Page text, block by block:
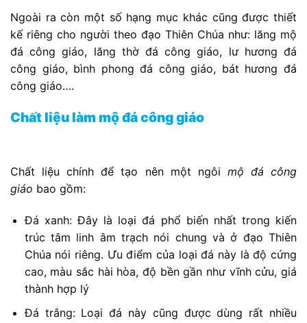
Ngoài ra còn một số hạng mục khác cũng được thiết
kế riêng cho người theo đạo Thiên Chúa như: lăng mộ
đá công giáo, lăng thờ đá công giáo, lư hương đá
công giáo, bình phong đá công giáo, bát hương đá
công giáo….
Chất liệu làm mộ đá công giáo
Chất liệu chính để tạo nên một ngôi mộ đá công
giáo bao gồm:
Đá xanh: Đây là loại đá phổ biến nhất trong kiến
trúc tâm linh âm trạch nói chung và ở đạo Thiên
Chúa nói riêng. Ưu điểm của loại đá này là độ cứng
cao, màu sắc hài hòa, độ bền gần như vĩnh cửu, giá
thành hợp lý
Đá trắng: Loại đá này cũng được dùng rất nhiều